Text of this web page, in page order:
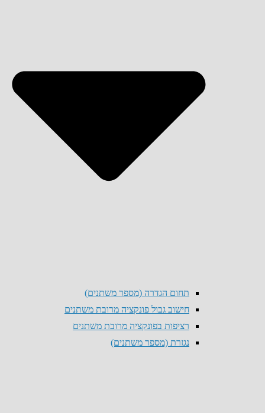
תחום הגדרה (מספר משתנים)
חישוב גבול פונקציה מרובת משתנים
רציפות בפונקציה מרובת משתנים
נגזרת (מספר משתנים)